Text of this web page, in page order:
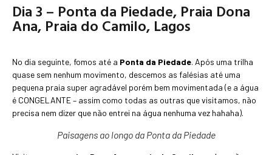
Dia 3 – Ponta da Piedade, Praia Dona
Ana, Praia do Camilo, Lagos
No dia seguinte, fomos até a Ponta da Piedade. Após uma trilha
quase sem nenhum movimento, descemos as falésias até uma
pequena praia super agradável porém bem movimentada (e a água
é CONGELANTE – assim como todas as outras que visitamos, não
precisa nem dizer que não entrei na água nenhuma vez hahaha).
Paisagens ao longo da Ponta da Piedade